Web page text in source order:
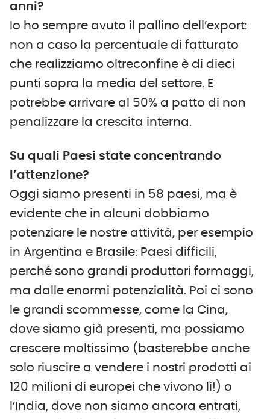
anni?
Io ho sempre avuto il pallino dell’export:
non a caso la percentuale di fatturato
che realizziamo oltreconfine è di dieci
punti sopra la media del settore. E
potrebbe arrivare al 50% a patto di non
penalizzare la crescita interna.
Su quali Paesi state concentrando
l’attenzione?
Oggi siamo presenti in 58 paesi, ma è
evidente che in alcuni dobbiamo
potenziare le nostre attività, per esempio
in Argentina e Brasile: Paesi difficili,
perché sono grandi produttori formaggi,
ma dalle enormi potenzialità. Poi ci sono
le grandi scommesse, come la Cina,
dove siamo già presenti, ma possiamo
crescere moltissimo (basterebbe anche
solo riuscire a vendere i nostri prodotti ai
120 milioni di europei che vivono lì!) o
l’India, dove non siamo ancora entrati,